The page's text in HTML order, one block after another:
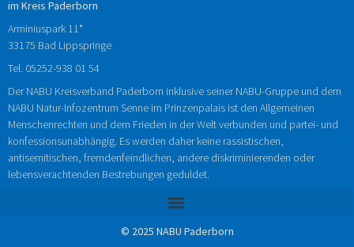
im Kreis Paderborn
Arminiuspark 11*
33175 Bad Lippspringe
Tel. 05252-938 01 54
Der NABU Kreisverband Paderborn inklusive seiner NABU-Gruppe und dem
NABU Natur-Infozentrum Senne im Prinzenpalais ist den Allgemeinen
Menschenrechten und dem Frieden in der Welt verbunden und partei- und
konfessionsunabhängig. Es werden daher keine rassistischen,
antisemitischen, fremdenfeindlichen, andere diskriminierenden oder
lebensverachtenden Bestrebungen geduldet.
© 2025 NABU Paderborn